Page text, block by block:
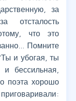
за
отсталость
что это
Помните
и убогая, ты
бессильная,
поэта хорошо